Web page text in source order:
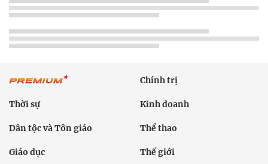
Chính trị
Thời sự Kinh doanh
Dân tộc và Tôn giáo Thể thao
Giáo dục Thế giới